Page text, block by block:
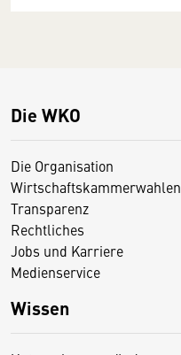
Die WKO
Die Organisation
Wirtschaftskammerwahlen
Transparenz
Rechtliches
Jobs und Karriere
Medienservice
Wissen